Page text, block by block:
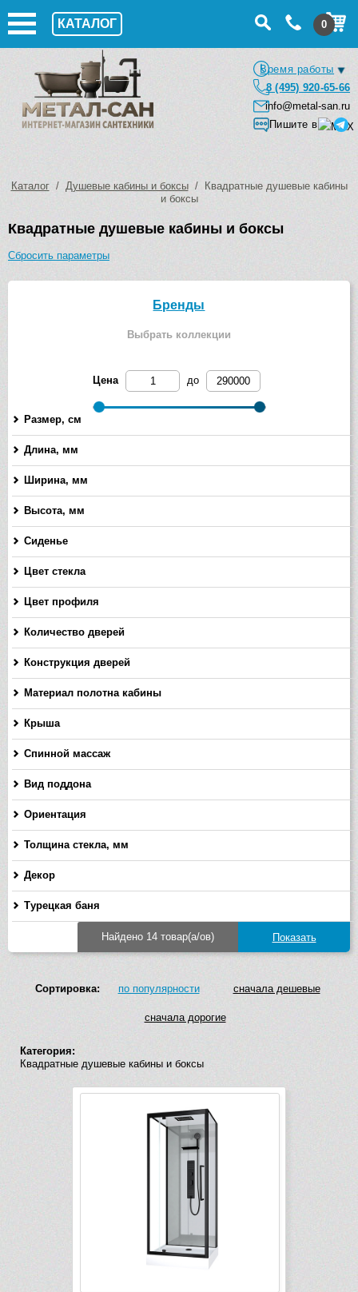
КАТАЛОГ 0
Время работы
8 (495) 920-65-66
info@metal-san.ru
Пишите в
Каталог/ Душевые кабины и боксы/ Квадратные душевые кабины
и боксы
Квадратные душевые кабины и боксы
Сбросить параметры
Бренды
Выбрать коллекции
Цена до
Размер, см
Длина, мм
Ширина, мм
Высота, мм
Сиденье
Цвет стекла
Цвет профиля
Количество дверей
Конструкция дверей
Материал полотна кабины
Крыша
Спинной массаж
Вид поддона
Ориентация
Толщина стекла, мм
Декор
Турецкая баня
Найдено 14 товар(а/ов)
Сортировка: по популярности сначала дешевые
сначала дорогие
Категория:
Квадратные душевые кабины и боксы